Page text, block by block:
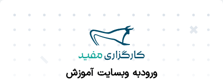
ورودبه وبسایت آموزش